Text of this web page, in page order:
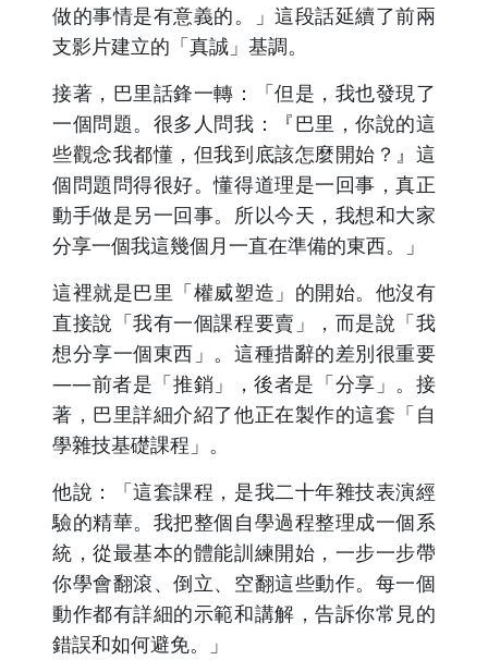
做的事情是有意義的。」這段話延續了前兩
支影片建立的「真誠」基調。
接著，巴里話鋒一轉：「但是，我也發現了
一個問題。很多人問我：『巴里，你說的這
些觀念我都懂，但我到底該怎麼開始？』這
個問題問得很好。懂得道理是一回事，真正
動手做是另一回事。所以今天，我想和大家
分享一個我這幾個月一直在準備的東西。」
這裡就是巴里「權威塑造」的開始。他沒有
直接說「我有一個課程要賣」，而是說「我
想分享一個東西」。這種措辭的差別很重要
——前者是「推銷」，後者是「分享」。接
著，巴里詳細介紹了他正在製作的這套「自
學雜技基礎課程」。
他說：「這套課程，是我二十年雜技表演經
驗的精華。我把整個自學過程整理成一個系
統，從最基本的體能訓練開始，一步一步帶
你學會翻滾、倒立、空翻這些動作。每一個
動作都有詳細的示範和講解，告訴你常見的
錯誤和如何避免。」